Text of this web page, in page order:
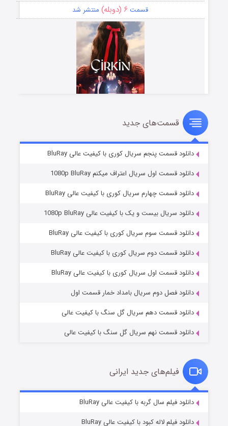
قسمت ۶ (دوبله) منتشر شد
سریال زشت
قسمت۵ (زیرنویس) منتشر شد
وستی ها
قسمت۱ (زیرنویس) منتشر شد
قسمت۶ (زیرنویس) منتشر شد
قسمت‌های جدید
دانلود قسمت پنجم سریال کوری با کیفیت عالی BluRay
دانلود قسمت اول سریال اعتراف میکنم 1080p BluRay
دانلود قسمت چهارم سریال کوری با کیفیت عالی BluRay
دانلود سریال بیست و یک با کیفیت عالی 1080p BluRay
دانلود قسمت سوم سریال کوری با کیفیت عالی BluRay
دانلود قسمت دوم سریال کوری با کیفیت عالی BluRay
دانلود قسمت اول سریال کوری با کیفیت عالی BluRay
دانلود فصل دوم سریال بامداد خمار قسمت اول
دانلود قسمت دهم سریال گل سنگ با کیفیت عالی
دانلود قسمت نهم سریال گل سنگ با کیفیت عالی
فیلم‌های جدید ایرانی
دانلود فیلم سال گربه با کیفیت عالی BluRay
دانلود فیلم لاله کبود با کیفیت عالی BluRay